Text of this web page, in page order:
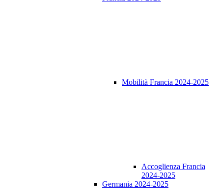
Mobilità Francia 2024-2025
Accoglienza Francia
2024-2025
Germania 2024-2025